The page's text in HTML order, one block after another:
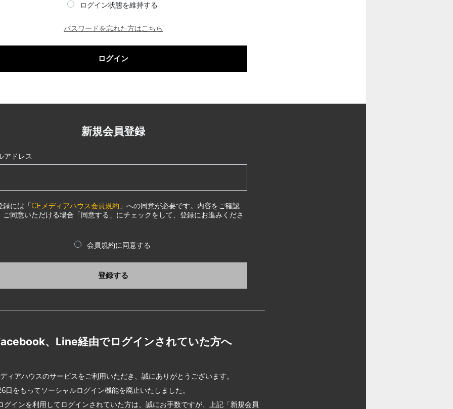
ログイン状態を維持する
パスワードを忘れた方はこちら
ログイン
新規会員登録
アドレス
録には「CEメディアハウス会員規約 」への同意が必要です。内容をご確認
ご同意いただける場合「同意する」にチェックをして、登録にお進みくださ
会員規約に同意する
登録する
、Line経由でログインされていた方へ
ィアハウスのサービスをご利用いただき、誠にありがとうございます。
日をもってソーシャルログイン機能を廃止いたしました。
グインを利用してログインされていた方は、誠にお手数ですが、上記「新規会員